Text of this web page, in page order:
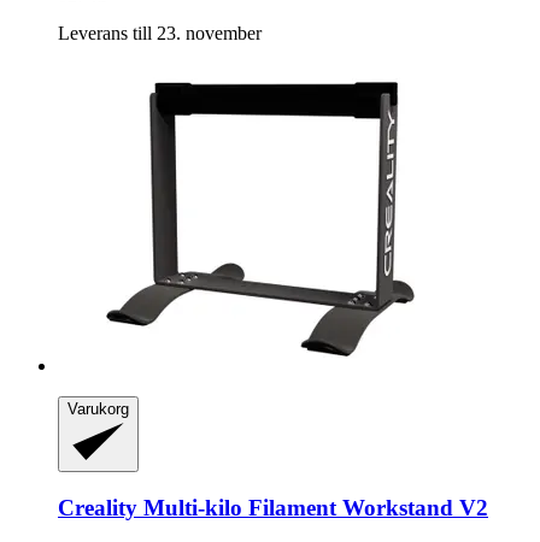
Leverans till 23. november
Varukorg
Creality Multi-​kilo Filament Workstand V2